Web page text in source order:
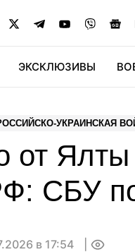
ЭКСКЛЮЗИВЫ
УКРАИНСКАЯ
от
СБУ
в 17:54